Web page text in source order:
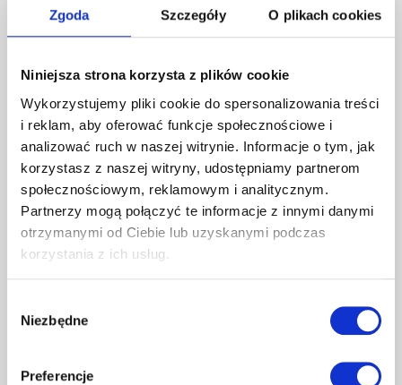
Zgoda Szczegóły O plikach cookies
Niniejsza strona korzysta z plików cookie
Wykorzystujemy pliki cookie do spersonalizowania treści
i reklam, aby oferować funkcje społecznościowe i
analizować ruch w naszej witrynie. Informacje o tym, jak
korzystasz z naszej witryny, udostępniamy partnerom
społecznościowym, reklamowym i analitycznym.
Partnerzy mogą połączyć te informacje z innymi danymi
otrzymanymi od Ciebie lub uzyskanymi podczas
korzystania z ich usług.
zgody
Niezbędne
Preferencje